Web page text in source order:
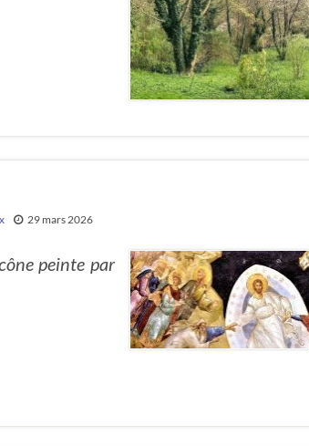
29 mars 2026
peinte par